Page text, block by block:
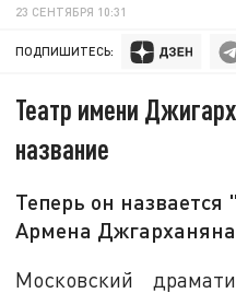
23 СЕНТЯБРЯ 10:31
ПОДПИШИТЕСЬ:
Театр имени
название
Теперь он назвается
Армена
Московский